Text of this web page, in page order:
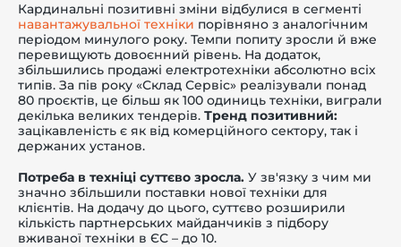
Кардинальні позитивні зміни відбулися в сегменті
навантажувальної техніки порівняно з аналогічним
періодом минулого року. Темпи попиту зросли й вже
перевищують довоєнний рівень. На додаток,
збільшились продажі електротехніки абсолютно всіх
типів. За пів року «Склад Сервіс» реалізували понад
80 проєктів, це більш як 100 одиниць техніки, виграли
декілька великих тендерів. Тренд позитивний:
зацікавленість є як від комерційного сектору, так і
держаних установ.
Потреба в техніці суттєво зросла. У зв'язку з чим ми
значно збільшили поставки нової техніки для
клієнтів. На додачу до цього, суттєво розширили
кількість партнерських майданчиків з підбору
вживаної техніки в ЄС – до 10.